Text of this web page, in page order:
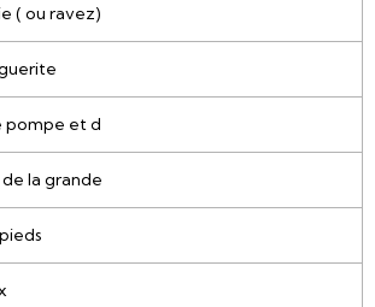
( ou ravez)
pompe et d
la grande